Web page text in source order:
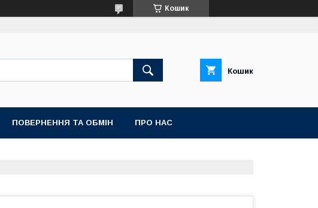
Кошик
Кошик
ПОВЕРНЕННЯ ТА ОБМІН ПРО НАС